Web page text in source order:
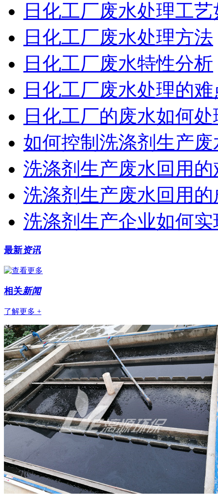
日化工厂废水处理工
日化工厂废水处理方法
日化工厂废水特性分析
日化工厂废水处理的
日化工厂的废水如何
如何控制洗涤剂生产
洗涤剂生产废水回用
洗涤剂生产废水回用
洗涤剂生产企业如何
最新资讯
相关新闻
了解更多 +